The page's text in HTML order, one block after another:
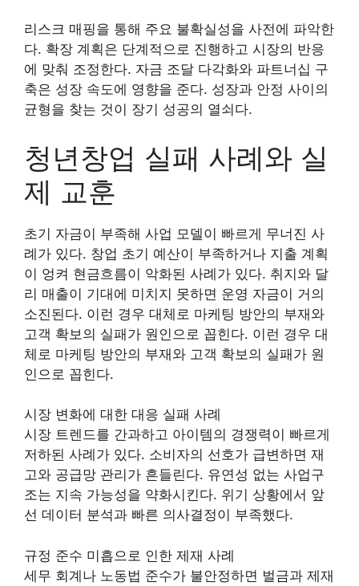
리스크 매핑을 통해 주요 불확실성을 사전에 파악한
다. 확장 계획은 단계적으로 진행하고 시장의 반응
에 맞춰 조정한다. 자금 조달 다각화와 파트너십 구
축은 성장 속도에 영향을 준다. 성장과 안정 사이의
균형을 찾는 것이 장기 성공의 열쇠다.
청년창업 실패 사례와 실
제 교훈
초기 자금이 부족해 사업 모델이 빠르게 무너진 사
례가 있다. 창업 초기 예산이 부족하거나 지출 계획
이 엉켜 현금흐름이 악화된 사례가 있다. 취지와 달
리 매출이 기대에 미치지 못하면 운영 자금이 거의
소진된다. 이런 경우 대체로 마케팅 방안의 부재와
고객 확보의 실패가 원인으로 꼽힌다. 이런 경우 대
체로 마케팅 방안의 부재와 고객 확보의 실패가 원
인으로 꼽힌다.
시장 변화에 대한 대응 실패 사례
시장 트렌드를 간과하고 아이템의 경쟁력이 빠르게
저하된 사례가 있다. 소비자의 선호가 급변하면 재
고와 공급망 관리가 흔들린다. 유연성 없는 사업구
조는 지속 가능성을 약화시킨다. 위기 상황에서 앞
선 데이터 분석과 빠른 의사결정이 부족했다.
규정 준수 미흡으로 인한 제재 사례
세무 회계나 노동법 준수가 불안정하면 벌금과 제재